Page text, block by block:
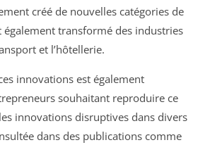
créé de nouvelles catégories de
également transformé des industries
et l’hôtellerie.
innovations est également
souhaitant reproduire ce
innovations disruptives dans divers
dans des publications comme